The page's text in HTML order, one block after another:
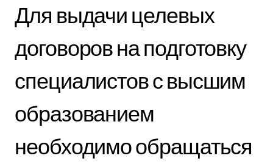
Для выдачи целевых
договоров на подготовку
специалистов с высшим
образованием
необходимо обращаться